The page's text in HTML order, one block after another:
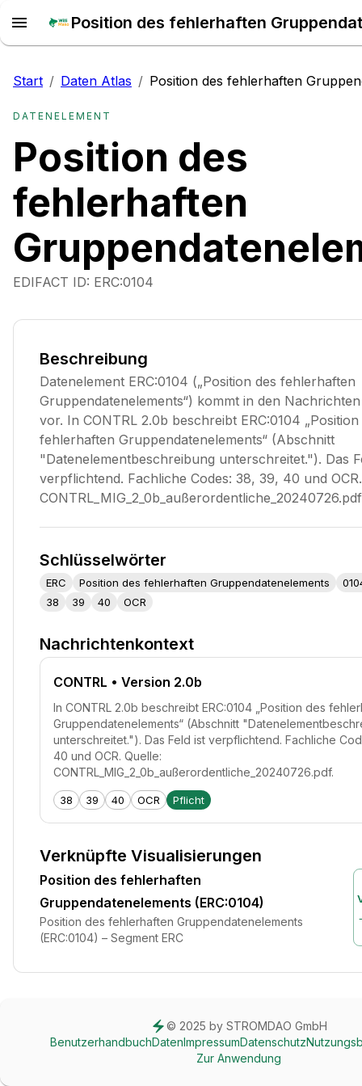
Start / Daten Atlas / Position des fehlerhaften
DATENELEMENT
Position des
fehlerhaften
EDIFACT ID: ERC:0104
Beschreibung
Datenelement ERC:0104 („Position des fehlerhaften
Gruppendatenelements“) kommt in den
vor. In CONTRL 2.0b beschreibt ERC:0104 „Position
fehlerhaften Gruppendatenelements“ (Abschnitt
"Datenelementbeschreibung unterschreitet."). Das
verpflichtend. Fachliche Codes: 38, 39, 40 und
Schlüsselwörter
ERC Position des fehlerhaften Gruppendatenelements
38
39 40 OCR
Nachrichtenkontext
CONTRL • Version 2.0b
In CONTRL 2.0b beschreibt ERC:0104 „Position des
Gruppendatenelements“ (Abschnitt
unterschreitet."). Das Feld ist verpflichtend. Fachliche
40 und OCR. Quelle:
CONTRL_MIG_2_0b_außerordentliche_20240726.pdf.
38 39 40 OCR Pflicht
Verknüpfte Visualisierungen
Position des fehlerhaften
Gruppendatenelements (ERC:0104)
Position des fehlerhaften Gruppendatenelements
(ERC:0104) – Segment ERC
© 2025 by STROMDAO GmbH
BenutzerhandbuchDatenImpressumDatenschutz
Zur Anwendung